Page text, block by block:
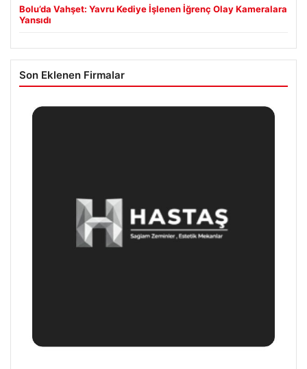
Bolu’da Vahşet: Yavru Kediye İşlenen İğrenç Olay Kameralara
Yansıdı
Son Eklenen Firmalar